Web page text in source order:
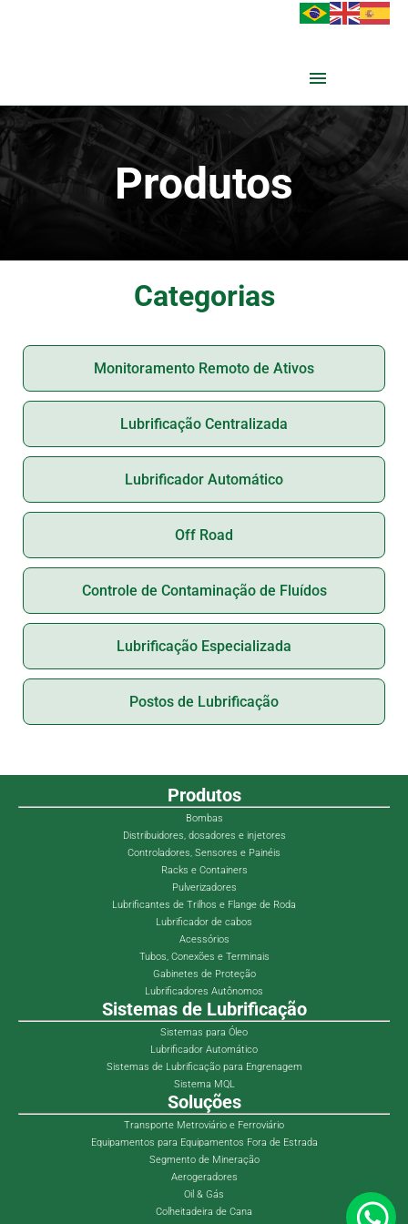
Produtos
Categorias
Monitoramento Remoto de Ativos
Lubrificação Centralizada
Lubrificador Automático
Off Road
Controle de Contaminação de Fluídos
Lubrificação Especializada
Postos de Lubrificação
Produtos
Bombas
Distribuidores, dosadores e injetores
Controladores, Sensores e Painéis
Racks e Containers
Pulverizadores
Lubrificantes de Trilhos e Flange de Roda
Lubrificador de cabos
Acessórios
Tubos, Conexões e Terminais
Gabinetes de Proteção
Lubrificadores Autônomos
Sistemas de Lubrificação
Sistemas para Óleo
Lubrificador Automático
Sistemas de Lubrificação para Engrenagem
Sistema MQL
Soluções
Transporte Metroviário e Ferroviário
Equipamentos para Equipamentos Fora de Estrada
Segmento de Mineração
Aerogeradores
Oil & Gás
Colheitadeira de Cana